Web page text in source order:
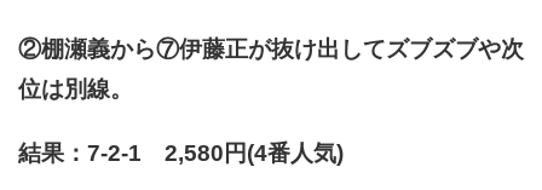
②棚瀬義から⑦伊藤正が抜け出してズブズブや次
位は別線。
結果：7-2-1 2,580円(4番人気)